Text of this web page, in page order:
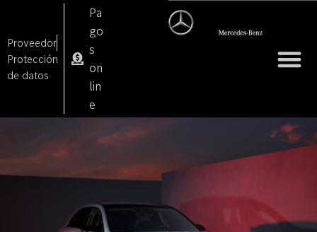
Proveedor
Protección
de datos
Pa
go
s
on
lin
e